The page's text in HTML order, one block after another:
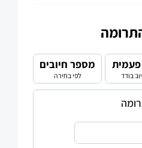
בודד
מספר חיובים
לפי בחירה